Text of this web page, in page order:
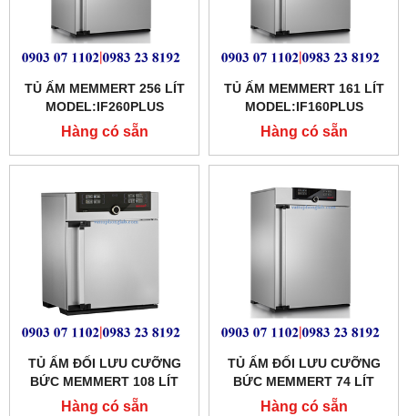
TỦ ẤM MEMMERT 256 LÍT
MODEL:IF260PLUS
Hàng có sẵn
TỦ ẤM MEMMERT 161 LÍT
MODEL:IF160PLUS
Hàng có sẵn
TỦ ẤM ĐỐI LƯU CƯỠNG
BỨC MEMMERT 108 LÍT
MODEL: IF110PLUS
Hàng có sẵn
TỦ ẤM ĐỐI LƯU CƯỠNG
BỨC MEMMERT 74 LÍT
MODEL:IF75PLUS
Hàng có sẵn